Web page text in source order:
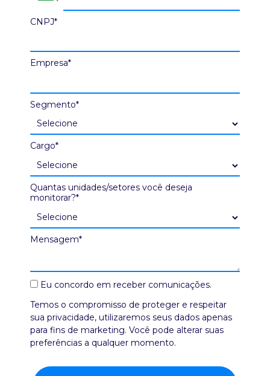
CNPJ*
Empresa*
Segmento*
Cargo*
Quantas unidades/setores você deseja
monitorar?*
Mensagem*
Eu concordo em receber comunicações.
Temos o compromisso de proteger e respeitar
sua privacidade, utilizaremos seus dados apenas
para fins de marketing. Você pode alterar suas
preferências a qualquer momento.